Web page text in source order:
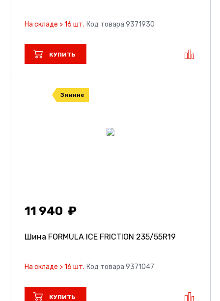
На складе > 16 шт. Код товара 9371930
КУПИТЬ
Зимние
11 940
Шина FORMULA ICE FRICTION 235/55R19
На складе > 16 шт. Код товара 9371047
КУПИТЬ